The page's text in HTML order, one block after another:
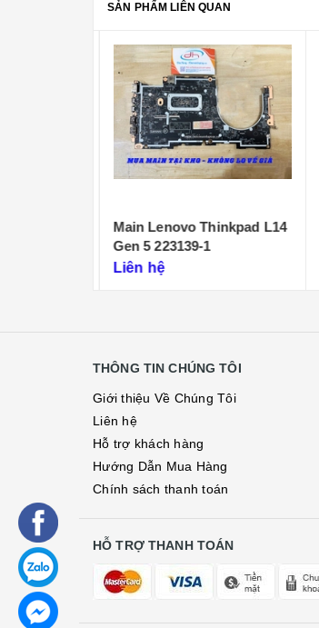
SẢN PHẨM LIÊN QUAN
Main Lenovo Thinkpad L14
Gen 5 223139-1
Liên hệ
THÔNG TIN CHÚNG TÔI
Giới thiệu Về Chúng Tôi
Liên hệ
Hỗ trợ khách hàng
Hướng Dẫn Mua Hàng
Chính sách thanh toán